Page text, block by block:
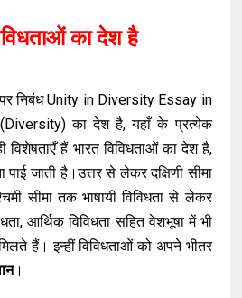
का देश है
निबंध Unity in Diversity Essay in
(Diversity) का देश है, यहाँ के प्रत्येक
विशेषताएँ हैं भारत विविधताओं का देश है,
पाई जाती है।उत्तर से लेकर दक्षिणी सीमा
सीमा तक भाषायी विविधता से लेकर
आर्थिक विविधता सहित वेशभूषा में भी
हैं। इन्हीं विविधताओं को अपने भीतर
।